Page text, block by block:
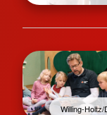
Willing-Holtz/